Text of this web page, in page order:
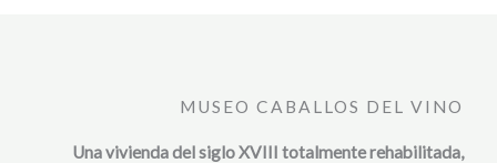
MUSEO CABALLOS DEL VINO
Una vivienda del siglo XVIII totalmente rehabilitada,